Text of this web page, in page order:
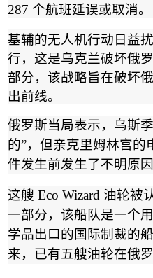
287 个航班延误或取消。
基辅的无人机行动日益
行，这是乌克兰破坏俄
部分，该战略旨在破坏
出前线。
俄罗斯当局表示，乌斯
的”，但亲克里姆林宫的
件发生前发生了不明原因
这艘 Eco Wizard 油轮被
一部分，该船队是一个
学品出口的国际制裁的
来，已有五艘油轮在俄